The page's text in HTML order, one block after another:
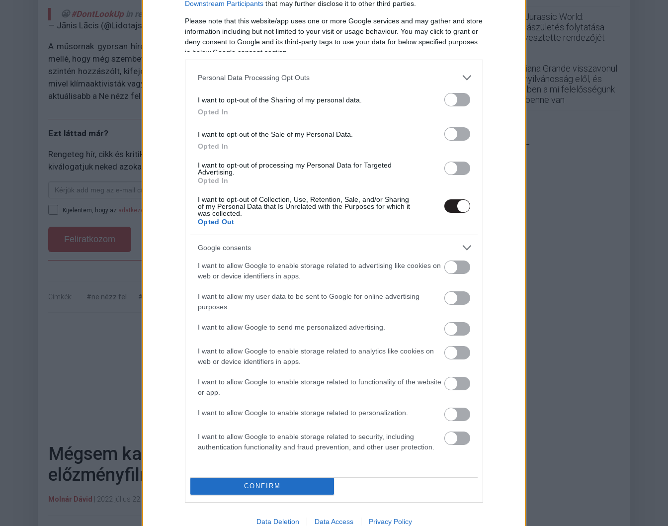
Downstream Participants that may further disclose it to other third parties.
Please note that this website/app uses one or more Google services and may gather and store
information including but not limited to your visit or usage behaviour. You may click to grant or
deny consent to Google and its third-party tags to use your data for below specified purposes
in below Google consent section.
Personal Data Processing Opt Outs
I want to opt-out of the Sharing of my personal data.
Opted In
I want to opt-out of the Sale of my Personal Data.
Opted In
I want to opt-out of processing my Personal Data for Targeted
Advertising.
Opted In
I want to opt-out of Collection, Use, Retention, Sale, and/or Sharing
of my Personal Data that Is Unrelated with the Purposes for which it
was collected.
Opted Out
Google consents
I want to allow Google to enable storage related to advertising like cookies on
web or device identifiers in apps.
I want to allow my user data to be sent to Google for online advertising
purposes.
I want to allow Google to send me personalized advertising.
I want to allow Google to enable storage related to analytics like cookies on
web or device identifiers in apps.
I want to allow Google to enable storage related to functionality of the website
or app.
I want to allow Google to enable storage related to personalization.
I want to allow Google to enable storage related to security, including
authentication functionality and fraud prevention, and other user protection.
CONFIRM
Data Deletion Data Access Privacy Policy
😬 #DontLookUp in real life. 🥵
— Jānis Lācis (@Lidotajs)
July 19, 2022
A műsornak gyorsan híre ment, a leleményes nézők pedig össze is vágták a két jelenetet egymás
mellé, hogy még szembetűnőbb legyen a hasonlóság. A meteorológus esete McKayhez is eljutott, aki
szintén hozzászólt, kifejezve sajnálatát, hogy az USA-ban még csak esély sincsen hasonló példákra,
mivel klímaaktivisták vagy klímatudósok sem lehetnek vendégek hírműsorokban. 2022-ben tehát még
aktuálisabb a Ne nézz fel üzenete, mint valaha.
Ezt láttad már?
Rengeteg hír, cikk és kritika vár ezen kívül is a Puliwoodon. Iratkozz fel a hírlevelünkre, mert
kiválogatjuk neked azokat, amikről biztosan nem akarsz lemaradni.
Kijelentem, hogy az adatkezelési nyilatkozat tartalmát megismertem és azt elfogadom.
Feliratkozom
Címkék: #ne nézz fel #jennifer lawrence #john hammond
Tetszik
Mégsem kapunk jövőre Hang nélkül
előzményfilmet
Molnár Dávid 2022 július 22. 12:00
A Jurassic World:
Újjászületés folytatása
elvesztette rendezőjét
Ariana Grande visszavonul
a nyilvánosság elől, és
ebben a mi felelősségünk
is benne van